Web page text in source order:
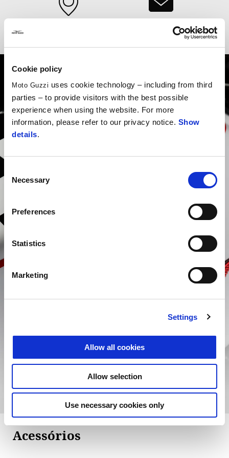
Cookie policy
Moto Guzzi uses cookie technology – including from third
parties – to provide visitors with the best possible
experience when using the website. For more
information, please refer to our privacy notice. Show
details.
Selection
Necessary
Preferences
Statistics
Marketing
Settings
Allow all cookies
Allow selection
Use necessary cookies only
DESCARREGA O
celebrar o décimo aniversário do
The Clan
DESCOBRE MAIS
Acessórios